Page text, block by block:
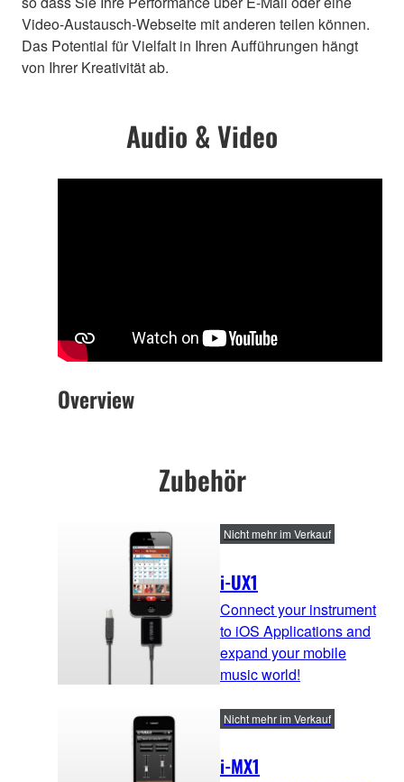
Video-Austausch-Webseite mit anderen teilen können.
Das Potential für Vielfalt in Ihren Aufführungen hängt
von Ihrer Kreativität ab.
Audio & Video
Overview
Zubehör
i-UX1
Nicht mehr im Verkauf
Connect your instrument
to iOS Applications and
expand your mobile
music world!
i-MX1
Nicht mehr im Verkauf